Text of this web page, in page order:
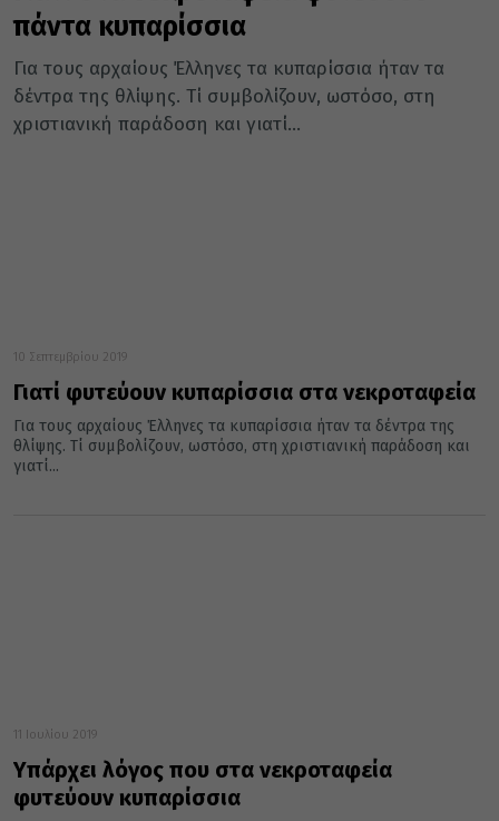
πάντα κυπαρίσσια
Για τους αρχαίους Έλληνες τα κυπαρίσσια ήταν τα
δέντρα της θλίψης. Τί συμβολίζουν, ωστόσο, στη
χριστιανική παράδοση και γιατί...
10 Σεπτεμβρίου 2019
Γιατί φυτεύουν κυπαρίσσια στα νεκροταφεία
Για τους αρχαίους Έλληνες τα κυπαρίσσια ήταν τα δέντρα της
θλίψης. Τί συμβολίζουν, ωστόσο, στη χριστιανική παράδοση και
γιατί...
11 Ιουλίου 2019
Υπάρχει λόγος που στα νεκροταφεία
φυτεύουν κυπαρίσσια